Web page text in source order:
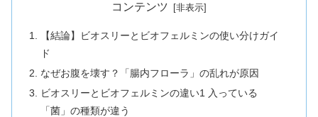
コンテンツ
【結論】ビオスリーとビオフェルミンの使い分けガイ
ド
なぜお腹を壊す？「腸内フローラ」の乱れが原因
ビオスリーとビオフェルミンの違い1 入っている
「菌」の種類が違う